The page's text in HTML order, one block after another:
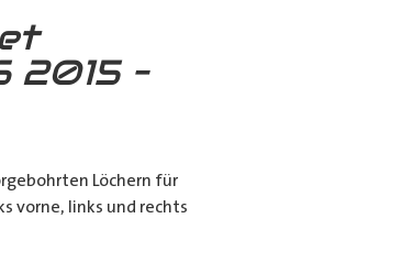
2015 –
Löchern für
vorne, links und rechts